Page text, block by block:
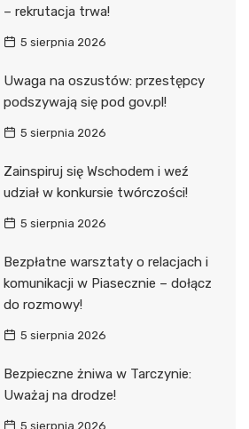
– rekrutacja trwa!
5 sierpnia 2026
Uwaga na oszustów: przestępcy
podszywają się pod gov.pl!
5 sierpnia 2026
Zainspiruj się Wschodem i weź
udział w konkursie twórczości!
5 sierpnia 2026
Bezpłatne warsztaty o relacjach i
komunikacji w Piasecznie – dołącz
do rozmowy!
5 sierpnia 2026
Bezpieczne żniwa w Tarczynie:
Uważaj na drodze!
5 sierpnia 2026